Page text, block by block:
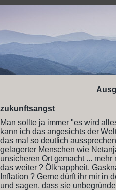
zukunftsangst
Man sollte ja immer "es wird
kann ich das angesichts der
das mal so deutlich
gelagerter Menschen wie
unsicheren Ort gemacht ...
das weiter ? Ölknappheit,
Inflation ? Gerne dürft ihr mir in
und sagen, dass sie